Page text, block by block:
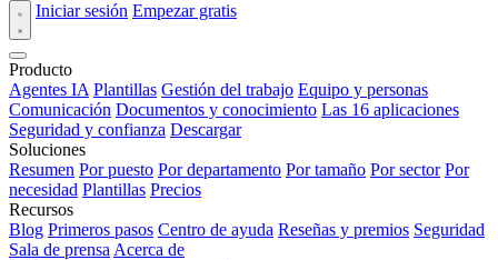
Iniciar sesión Empezar gratis
Producto
Agentes IA Plantillas Gestión del trabajo Equipo y personas
Comunicación Documentos y conocimiento Las 16 aplicaciones
Seguridad y confianza Descargar
Soluciones
Resumen Por puesto Por departamento Por tamaño Por sector Por
necesidad Plantillas Precios
Recursos
Blog Primeros pasos Centro de ayuda Reseñas y premios Seguridad
Sala de prensa Acerca de